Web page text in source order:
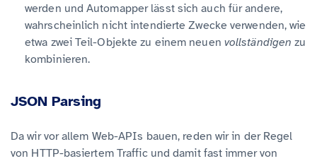
werden und Automapper lässt sich auch für andere,
wahrscheinlich nicht intendierte Zwecke verwenden, wie
etwa zwei Teil-Objekte zu einem neuen vollständigen zu
kombinieren.
JSON Parsing
Da wir vor allem Web-APIs bauen, reden wir in der Regel
von HTTP-basiertem Traffic und damit fast immer von